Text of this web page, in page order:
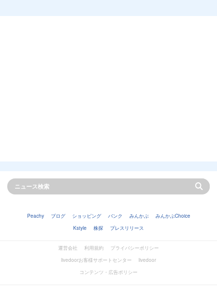
Peachy ブログ ショッピング バンク みんかぶ
みんかぶChoice
Kstyle
株探 プレスリリース
運営会社 利用規約
プライバシーポリシー
livedoorお客様サポートセンター
livedoor
コンテンツ・広告ポリシー